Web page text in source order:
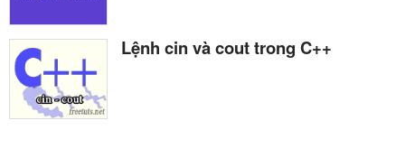
Lệnh cin và cout trong C++